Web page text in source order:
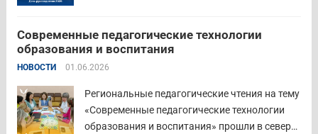
управления образованием для обсуждения
ключевых задач и развития системы
образования региона. Заместитель
Современные педагогические технологии
образования и воспитания
НОВОСТИ 01.06.2026
Региональные педагогические чтения на тему
«Современные педагогические технологии
образования и воспитания» прошли в северо-